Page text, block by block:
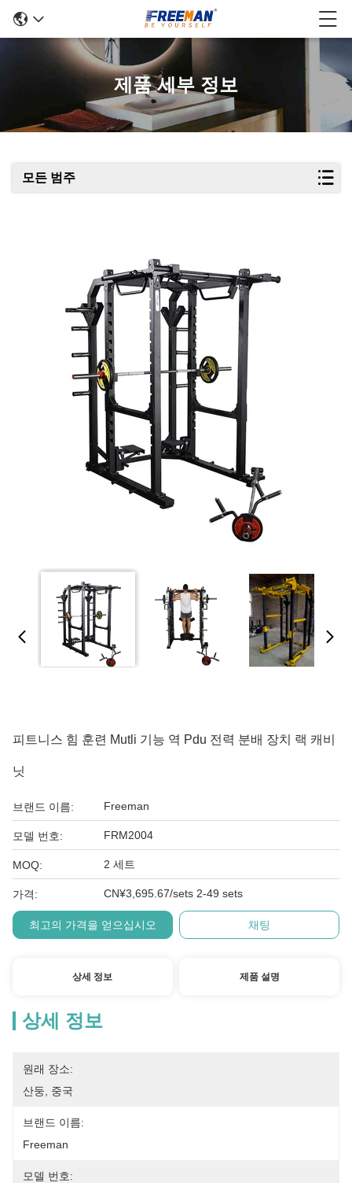
제품 세부 정보
모든 범주
피트니스 힘 훈련 Mutli 기능 역 Pdu 전력 분배 장치 랙 캐비
닛
브랜드 이름: Freeman
모델 번호: FRM2004
MOQ: 2 세트
가격: CN¥3,695.67/sets 2-49 sets
최고의 가격을 얻으십시오 채팅
상세 정보 제품 설명
상세 정보
원래 장소:
산둥, 중국
브랜드 이름:
Freeman
모델 번호: